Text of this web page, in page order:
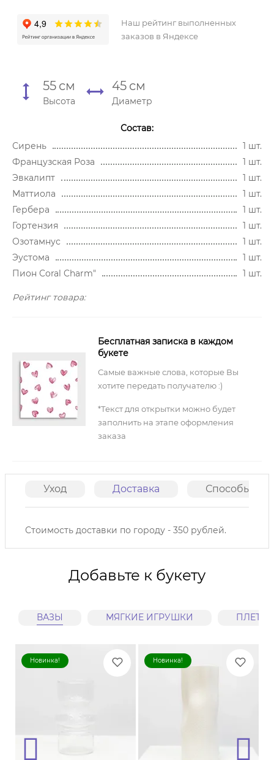
Наш рейтинг выполненных
заказов в Яндексе
55 см
Высота
45 см
Диаметр
Состав:
Сирень
1 шт.
Французская Роза
1 шт.
Эвкалипт
1 шт.
Маттиола
1 шт.
Гербера
1 шт.
Гортензия
1 шт.
Озотамнус
1 шт.
Эустома
1 шт.
Пион Coral Charm"
1 шт.
Рейтинг товара:
Бесплатная записка в каждом
букете
Самые важные слова, которые Вы
хотите передать получателю :)
*Текст для открытки можно будет
заполнить на этапе оформления
заказа
Уход Доставка Способы
Стоимость доставки по городу - 350 рублей.
Добавьте к букету
ВАЗЫ МЯГКИЕ ИГРУШКИ
Новинка! Новинка!